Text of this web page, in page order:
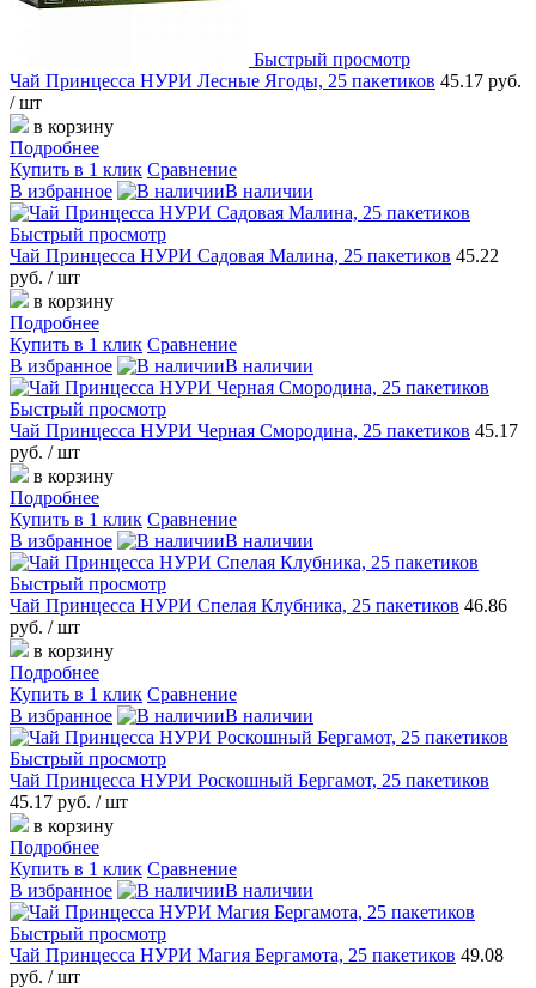
Быстрый просмотр
Чай Принцесса НУРИ Лесные Ягоды, 25 пакетиков 45.17 руб.
/ шт
в корзину
Подробнее
Купить в 1 клик Сравнение
В избранное
В наличии
Быстрый просмотр
Чай Принцесса НУРИ Садовая Малина, 25 пакетиков 45.22
руб. / шт
в корзину
Подробнее
Купить в 1 клик Сравнение
В избранное
В наличии
Быстрый просмотр
Чай Принцесса НУРИ Черная Смородина, 25 пакетиков 45.17
руб. / шт
в корзину
Подробнее
Купить в 1 клик Сравнение
В избранное
В наличии
Быстрый просмотр
Чай Принцесса НУРИ Спелая Клубника, 25 пакетиков 46.86
руб. / шт
в корзину
Подробнее
Купить в 1 клик Сравнение
В избранное
В наличии
Быстрый просмотр
Чай Принцесса НУРИ Роскошный Бергамот, 25 пакетиков
45.17 руб. / шт
в корзину
Подробнее
Купить в 1 клик Сравнение
В избранное
В наличии
Быстрый просмотр
Чай Принцесса НУРИ Магия Бергамота, 25 пакетиков 49.08
руб. / шт